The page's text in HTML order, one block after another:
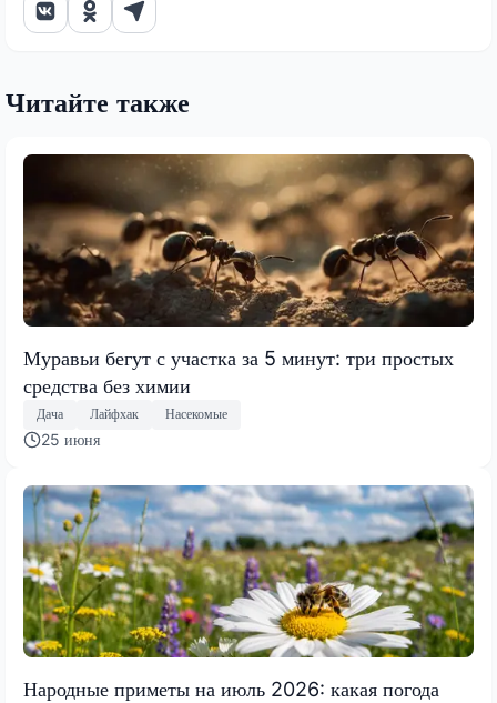
Читайте также
Муравьи бегут с участка за 5 минут: три простых
средства без химии
Дача Лайфхак Насекомые
25 июня
Народные приметы на июль 2026: какая погода